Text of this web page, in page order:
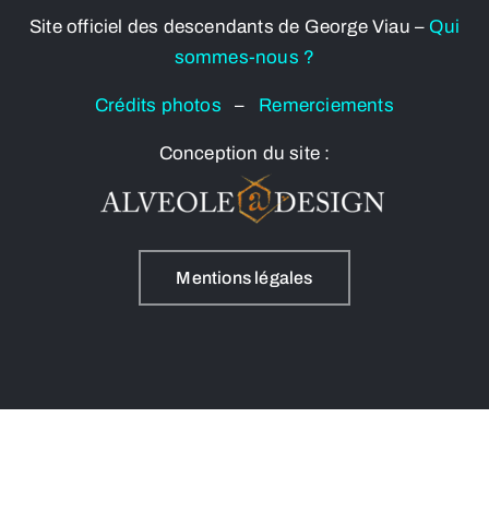
Site officiel des descendants de George Viau – Qui
sommes-nous ?
Crédits photos– Remerciements
Conception du site :
Mentions légales